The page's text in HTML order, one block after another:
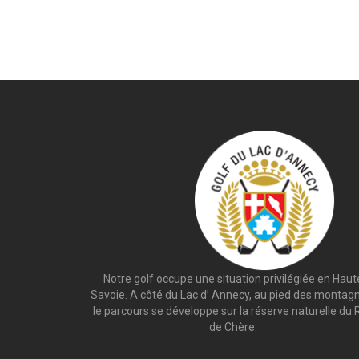
Notre golf occupe une situation privilégiée en
Savoie. A côté du Lac d’ Annecy, au pied des
le parcours se développe sur la réserve naturelle du
de Chère.